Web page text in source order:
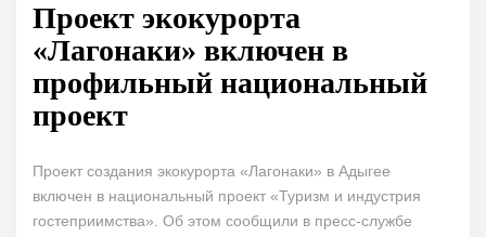
Проект экокурорта
«Лагонаки» включен в
профильный национальный
проект
Проект создания экокурорта «Лагонаки» в Адыгее
включен в национальный проект «Туризм и индустрия
гостеприимства». Об этом сообщили в пресс-службе